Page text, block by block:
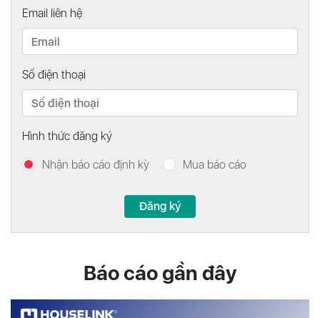
Email liên hệ
Số điện thoại
Hình thức đăng ký
Nhận báo cáo định kỳ Mua báo cáo
Đăng ký
Báo cáo gần đây